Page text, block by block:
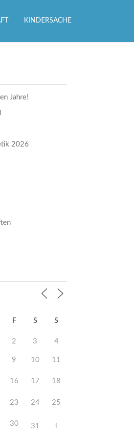
KINDERSACHE
Jahre!
2026
F S S
2 3 4
9 10 11
16 17 18
23 24 25
30 31 1